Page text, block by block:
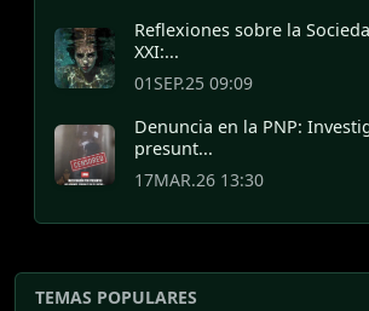
Reflexiones sobre la
XXI:...
01SEP.25 09:09
Denuncia en la PNP:
presunt...
17MAR.26 13:30
TEMAS POPULARES